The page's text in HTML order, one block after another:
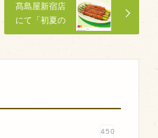
450
髙島屋新宿店
にて「初夏の
大北海道展」